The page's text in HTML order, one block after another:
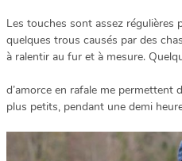
Les touches sont assez régulières
quelques trous causés par des
à ralentir au fur et à mesure.
d’amorce en rafale me permettent
plus petits, pendant une demi